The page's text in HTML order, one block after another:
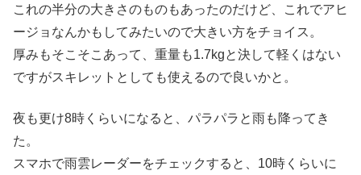
これの半分の大きさのものもあったのだけど、これでアヒ
ージョなんかもしてみたいので大きい方をチョイス。
厚みもそこそこあって、重量も1.7kgと決して軽くはない
ですがスキレットとしても使えるので良いかと。
夜も更け8時くらいになると、パラパラと雨も降ってき
た。
スマホで雨雲レーダーをチェックすると、10時くらいに